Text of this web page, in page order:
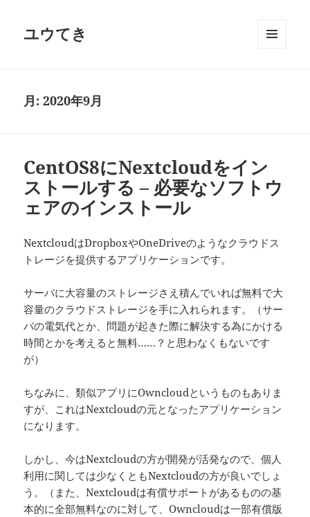
ユウてき
月:2020年9月
CentOS8にNextcloudをイン
ストールする – 必要なソフトウ
ェアのインストール
NextcloudはDropboxやOneDriveのようなクラウドス
トレージを提供するアプリケーションです。
サーバに大容量のストレージさえ積んでいれば無料で大
容量のクラウドストレージを手に入れられます。（サー
バの電気代とか、問題が起きた際に解決する為にかける
時間とかを考えると無料……？と思わなくもないです
が）
ちなみに、類似アプリにOwncloudというものもありま
すが、これはNextcloudの元となったアプリケーション
になります。
しかし、今はNextcloudの方が開発が活発なので、個人
利用に関しては少なくともNextcloudの方が良いでしょ
う。（また、Nextcloudは有償サポートがあるものの基
本的に全部無料なのに対して、Owncloudは一部有償版